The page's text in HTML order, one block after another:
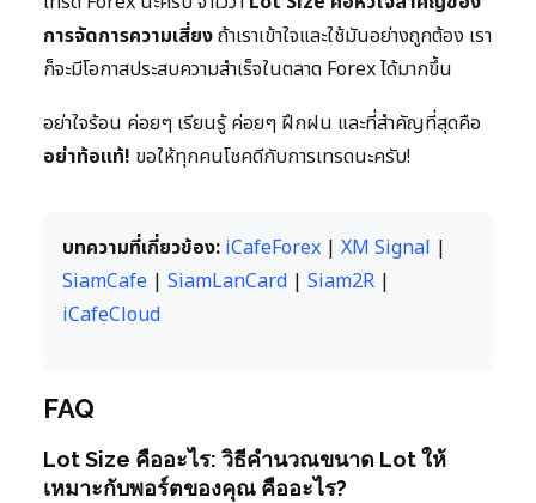
การจัดการความเสี่ยงถ้าเราเข้าใจและใช้มันอย่างถูกต้อง เรา
ก็จะมีโอกาสประสบความสำเร็จในตลาด Forex ได้มากขึ้น
อย่าใจร้อน ค่อยๆ เรียนรู้ ค่อยๆ ฝึกฝน และที่สำคัญที่สุดคือ
อย่าท้อแท้! ขอให้ทุกคนโชคดีกับการเทรดนะครับ!
บทความที่เกี่ยวข้อง: iCafeForex | XM Signal |
SiamCafe | SiamLanCard | Siam2R |
iCafeCloud
FAQ
Lot Size คืออะไร: วิธีคำนวณขนาด Lot ให้
เหมาะกับพอร์ตของคุณ คืออะไร?